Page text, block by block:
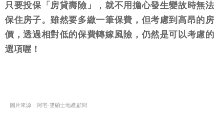
只要投保「房貸壽險」，就不用擔心發生變故時無法
保住房子。雖然要多繳一筆保費，但考慮到高昂的房
價，透過相對低的保費轉嫁風險，仍然是可以考慮的
選項喔！
圖片來源：阿宅-雙碩士地產顧問